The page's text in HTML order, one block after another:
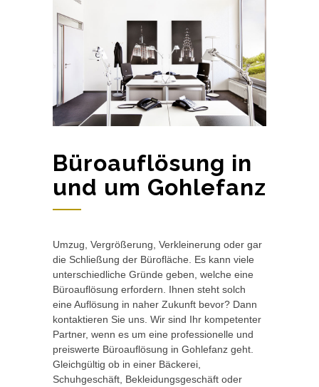
Büroauflösung in
und um Gohlefanz
Umzug, Vergrößerung, Verkleinerung oder gar
die Schließung der Bürofläche. Es kann viele
unterschiedliche Gründe geben, welche eine
Büroauflösung erfordern. Ihnen steht solch
eine Auflösung in naher Zukunft bevor? Dann
kontaktieren Sie uns. Wir sind Ihr kompetenter
Partner, wenn es um eine professionelle und
preiswerte Büroauflösung in Gohlefanz geht.
Gleichgültig ob in einer Bäckerei,
Schuhgeschäft, Bekleidungsgeschäft oder